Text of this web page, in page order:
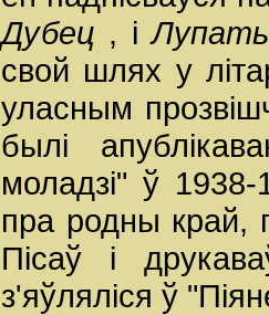
Дубец , і
свой шлях у
уласным
былі
моладзі" ў
пра родны край,
Пісаў і
з'яўляліся ў